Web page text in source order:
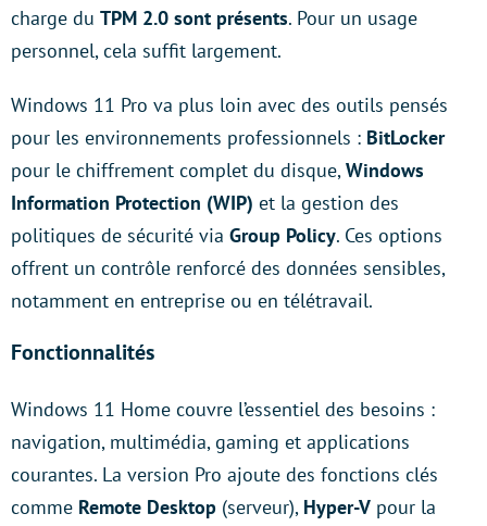
charge du TPM 2.0 sont présents. Pour un usage
personnel, cela suffit largement.
Windows 11 Pro va plus loin avec des outils pensés
pour les environnements professionnels : BitLocker
pour le chiffrement complet du disque,Windows
Information Protection (WIP) et la gestion des
politiques de sécurité via Group Policy. Ces options
offrent un contrôle renforcé des données sensibles,
notamment en entreprise ou en télétravail.
Fonctionnalités
Windows 11 Home couvre l’essentiel des besoins :
navigation, multimédia, gaming et applications
courantes. La version Pro ajoute des fonctions clés
comme Remote Desktop (serveur), Hyper-V pour la